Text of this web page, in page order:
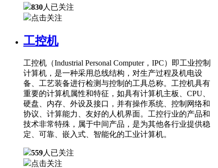
830人已关注
点击关注
工控机
工控机（Industrial Personal Computer，IPC）即工业控制
计算机，是一种采用总线结构，对生产过程及机电设
备、工艺装备进行检测与控制的工具总称。工控机具有
重要的计算机属性和特征，如具有计算机主板、CPU、
硬盘、内存、外设及接口，并有操作系统、控制网络和
协议、计算能力、友好的人机界面。工控行业的产品和
技术非常特殊，属于中间产品，是为其他各行业提供稳
定、可靠、嵌入式、智能化的工业计算机。
559人已关注
点击关注